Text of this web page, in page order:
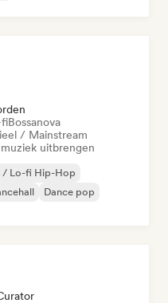
fiBossanova
/ Mainstream
uitbrengen
/ Lo-fi Hip-Hop
Dance pop